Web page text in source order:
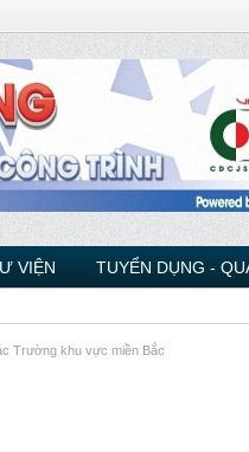
VIỆN TUYỂN DỤNG -
Trường khu vực miền Bắc